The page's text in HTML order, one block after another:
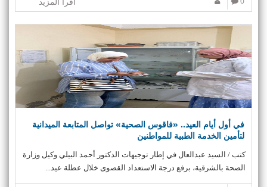
في أول أيام العيد.. «فاقوس الصحية» تواصل المتابعة الميدانية
لتأمين الخدمة الطبية للمواطنين
كتب / السيد عبدالعال في إطار توجيهات الدكتور أحمد البيلي وكيل وزارة
الصحة بالشرقية، برفع درجة الاستعداد القصوى خلال عطلة عيد...